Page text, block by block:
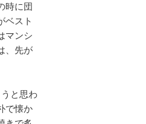
時に団
ベスト
マンシ
、先が
と思わ
で懐か